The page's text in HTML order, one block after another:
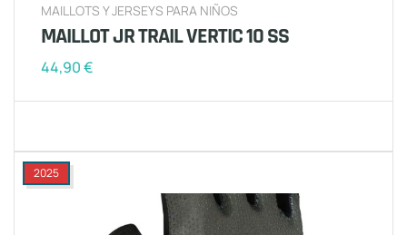
MAILLOTS Y JERSEYS PARA NIÑOS
MAILLOT JR TRAIL VERTIC 10 SS
44,90€
2025